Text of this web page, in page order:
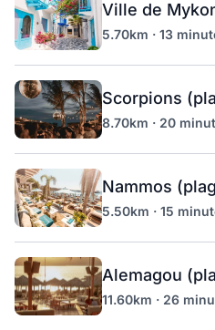
Ville de
5.70km · 13
Scorpions
8.70km · 20
Nammos
5.50km · 15
Alemagou
11.60km · 26